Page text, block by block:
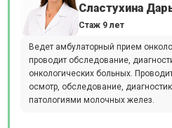
Сластухина
Стаж 9 лет
Ведет амбулаторный прием
проводит обследование,
онкологических больных.
осмотр, обследование,
патологиями молочных желез.